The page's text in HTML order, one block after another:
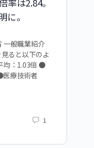
に。
一般職業紹介
ると以下のよ
均：1.03倍 ●
医療技術者
1